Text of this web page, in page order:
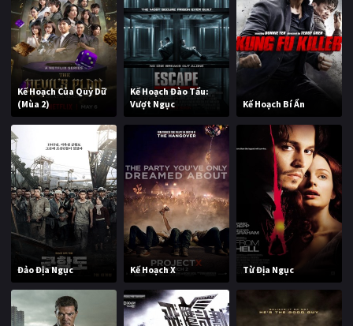
Kế Hoạch Của Quỷ Dữ
(Mùa 2)
Kế Hoạch Đào Tẩu:
Vượt Ngục
Kế Hoạch Bí Ẩn
Đảo Địa Ngục Kế Hoạch X Từ Địa Ngục